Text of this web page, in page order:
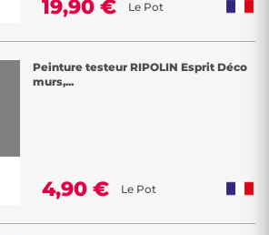
19,90 € Le Pot
Peinture testeur RIPOLIN Esprit Déco
murs,...
4,90 € Le Pot